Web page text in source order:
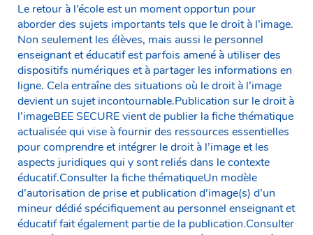
Le retour à l’école est un moment opportun pour
aborder des sujets importants tels que le droit à l’image.
Non seulement les élèves, mais aussi le personnel
enseignant et éducatif est parfois amené à utiliser des
dispositifs numériques et à partager les informations en
ligne. Cela entraîne des situations où le droit à l’image
devient un sujet incontournable.Publication sur le droit à
l’imageBEE SECURE vient de publier la fiche thématique
actualisée qui vise à fournir des ressources essentielles
pour comprendre et intégrer le droit à l’image et les
aspects juridiques qui y sont reliés dans le contexte
éducatif.Consulter la fiche thématiqueUn modèle
d’autorisation de prise et publication d’image(s) d’un
mineur dédié spécifiquement au personnel enseignant et
éducatif fait également partie de la publication.Consulter